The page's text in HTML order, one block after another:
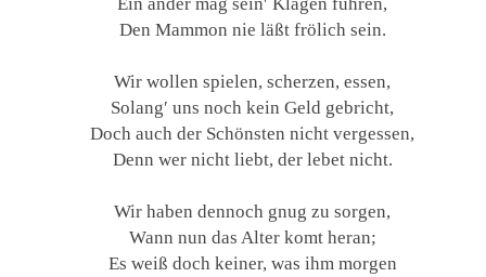
Den Mammon nie läßt frölich sein.
Wir wollen spielen, scherzen, essen,
Solang′ uns noch kein Geld gebricht,
Doch auch der Schönsten nicht vergessen,
Denn wer nicht liebt, der lebet nicht.
Wir haben dennoch gnug zu sorgen,
Wann nun das Alter komt heran;
Es weiß doch keiner, was ihm morgen